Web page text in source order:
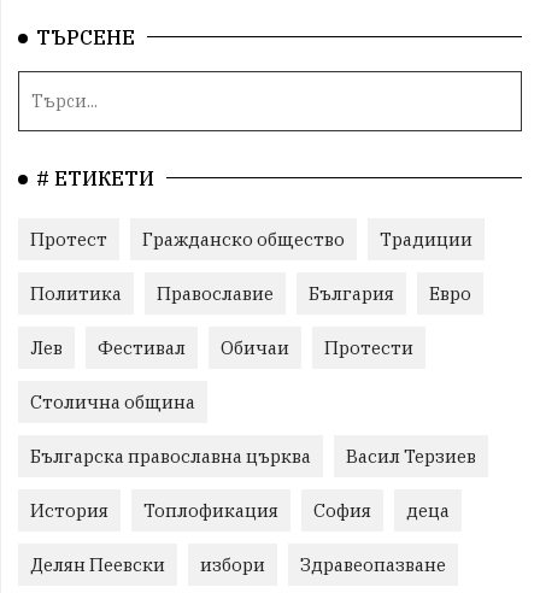
ТЪРСЕНЕ
# ЕТИКЕТИ
Протест Гражданско общество Традиции
Политика Православие България Евро
Лев Фестивал Обичаи Протести
Столична община
Българска православна църква Васил Терзиев
История Топлофикация София деца
Делян Пеевски избори Здравеопазване